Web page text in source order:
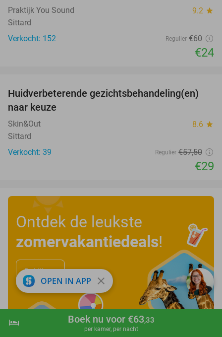
shopping_cart Boek nu
hotel Boek nu voor €63,33
per kamer, per nacht
Praktijk You Sound 9.2 star
Sittard
Verkocht: 152
Regulier €60
€24
50%
Huidverbeterende gezichtsbehandeling(en)
naar keuze
Skin&Out 8.6 star
Sittard
Verkocht: 39
Regulier €57,50
€29
Ontdek de leukste
zomervakantiedeals!
Bekijk nu
OPEN IN APP close